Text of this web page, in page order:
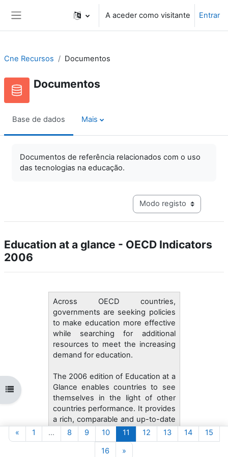
A aceder como visitante Entrar
Abrir índice da disciplina
Cne Recursos Documentos
Documentos
Base de dados Mais
Documentos de referência relacionados com o uso
das tecnologias na educação.
Navegação terciária do
Education at a glance - OECD Indicators
2006
Across OECD countries,
governments are seeking policies
to make education more effective
while searching for additional
resources to meet the increasing
demand for education.
The 2006 edition of Education at a
Glance enables countries to see
themselves in the light of other
countries performance. It provides
a rich, comparable and up-to-date
array of indicators on the
performance of education
systems and represents the
«Página anterior
1 Página 1
… 8Página 8
9Página 9
10Página 10
11 Página 11
12Página 12
13Página 13
14Página 14
15
16Página 16
»